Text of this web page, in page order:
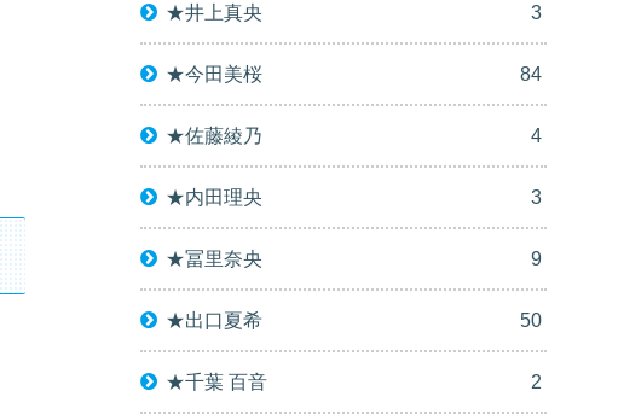
★井上真央 3
★今田美桜 84
★佐藤綾乃 4
★内田理央 3
★冨里奈央 9
★出口夏希 50
★千葉 百音 2